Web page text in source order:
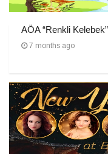
AÖA “Renkli
7 months ago